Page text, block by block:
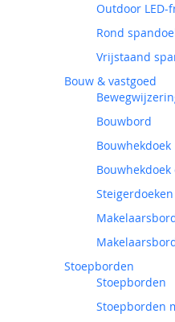
Outdoor LED-
Rond
Vrijstaand
Bouw & vastgoed
Bouwbord
Bouwhekdoek
Steigerdoeken
Stoepborden
Stoepborden
Stoepborden